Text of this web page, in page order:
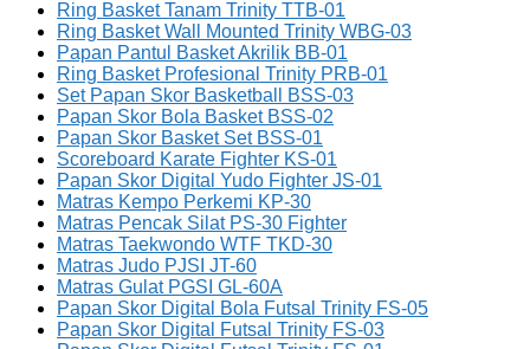
Ring Basket Tanam Trinity TTB-01
Ring Basket Wall Mounted Trinity WBG-03
Papan Pantul Basket Akrilik BB-01
Ring Basket Profesional Trinity PRB-01
Set Papan Skor Basketball BSS-03
Papan Skor Bola Basket BSS-02
Papan Skor Basket Set BSS-01
Scoreboard Karate Fighter KS-01
Papan Skor Digital Yudo Fighter JS-01
Matras Kempo Perkemi KP-30
Matras Pencak Silat PS-30 Fighter
Matras Taekwondo WTF TKD-30
Matras Judo PJSI JT-60
Matras Gulat PGSI GL-60A
Papan Skor Digital Bola Futsal Trinity FS-05
Papan Skor Digital Futsal Trinity FS-03